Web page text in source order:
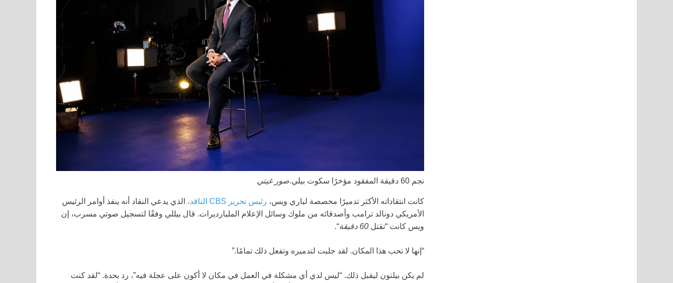
نجم 60 دقيقة المفقود مؤخرًا سكوت بيلي. صور غيتي
كانت انتقاداته الأكثر تدميرًا مخصصة لباري ويس، رئيس تحرير CBS الناقد،
الذي يدعي النقاد أنه ينفذ أوامر الرئيس
الأمريكي دونالد ترامب وأصدقائه من ملوك وسائل الإعلام المليارديرات. قال بيللي وفقًا لتسجيل صوتي مسرب، إن
ويس كانت “تقتل 60 دقيقة “.
“إنها لا تحب هذا المكان. لقد جلبت لتدميره وتفعل ذلك تمامًا.”
لم يكن بيلتون ليقبل ذلك. “ليس لدي أي مشكلة في العمل في مكان لا أكون على عجلة فيه”، رد بحدة. “لقد كنت